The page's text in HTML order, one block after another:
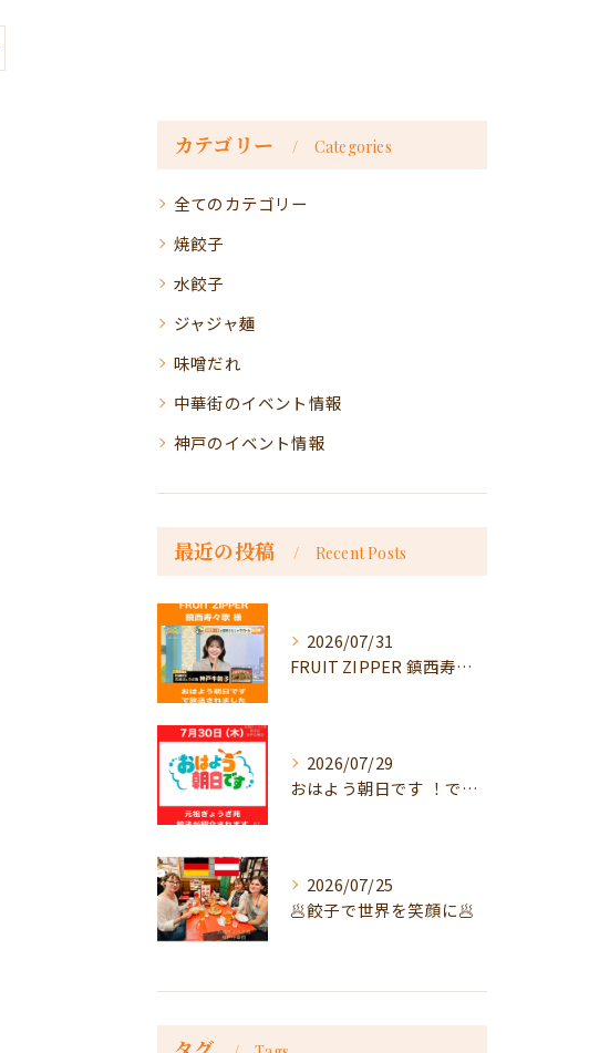
カテゴリー Categories
全てのカテゴリー
焼餃子
水餃子
ジャジャ麺
味噌だれ
中華街のイベント情報
神戸のイベント情報
最近の投稿 Recent Posts
2026/07/31
FRUIT ZIPPER 鎮西寿々歌様が！
2026/07/29
おはよう朝日です ！で放送
2026/07/25
🥟餃子で世界を笑顔に🥟